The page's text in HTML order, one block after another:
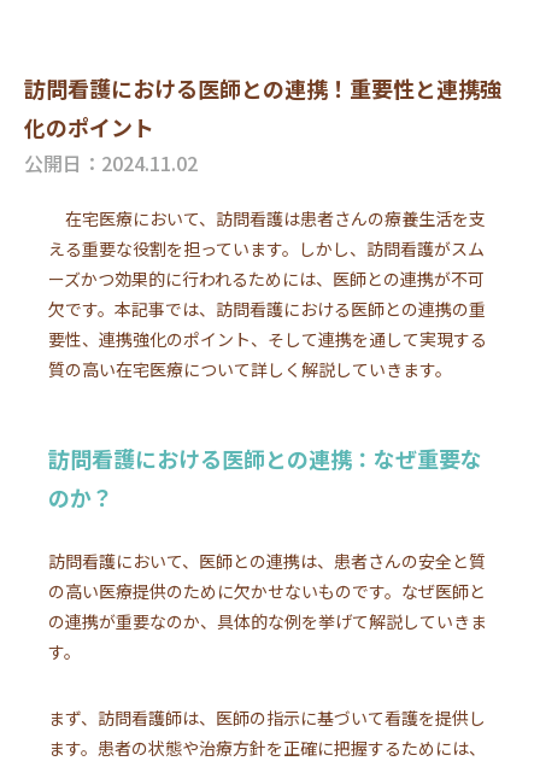
訪問看護における医師との連携！重要性と連携強
化のポイント
公開日：2024.11.02
在宅医療において、訪問看護は患者さんの療養生活を支
える重要な役割を担っています。しかし、訪問看護がスム
ーズかつ効果的に行われるためには、医師との連携が不可
欠です。本記事では、訪問看護における医師との連携の重
要性、連携強化のポイント、そして連携を通して実現する
質の高い在宅医療について詳しく解説していきます。
訪問看護における医師との連携：なぜ重要な
のか？
訪問看護において、医師との連携は、患者さんの安全と質
の高い医療提供のために欠かせないものです。なぜ医師と
の連携が重要なのか、具体的な例を挙げて解説していきま
す。
まず、訪問看護師は、医師の指示に基づいて看護を提供し
ます。患者の状態や治療方針を正確に把握するためには、